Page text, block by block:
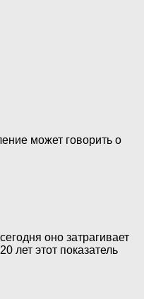
может говорить о
оно затрагивает
лет этот показатель